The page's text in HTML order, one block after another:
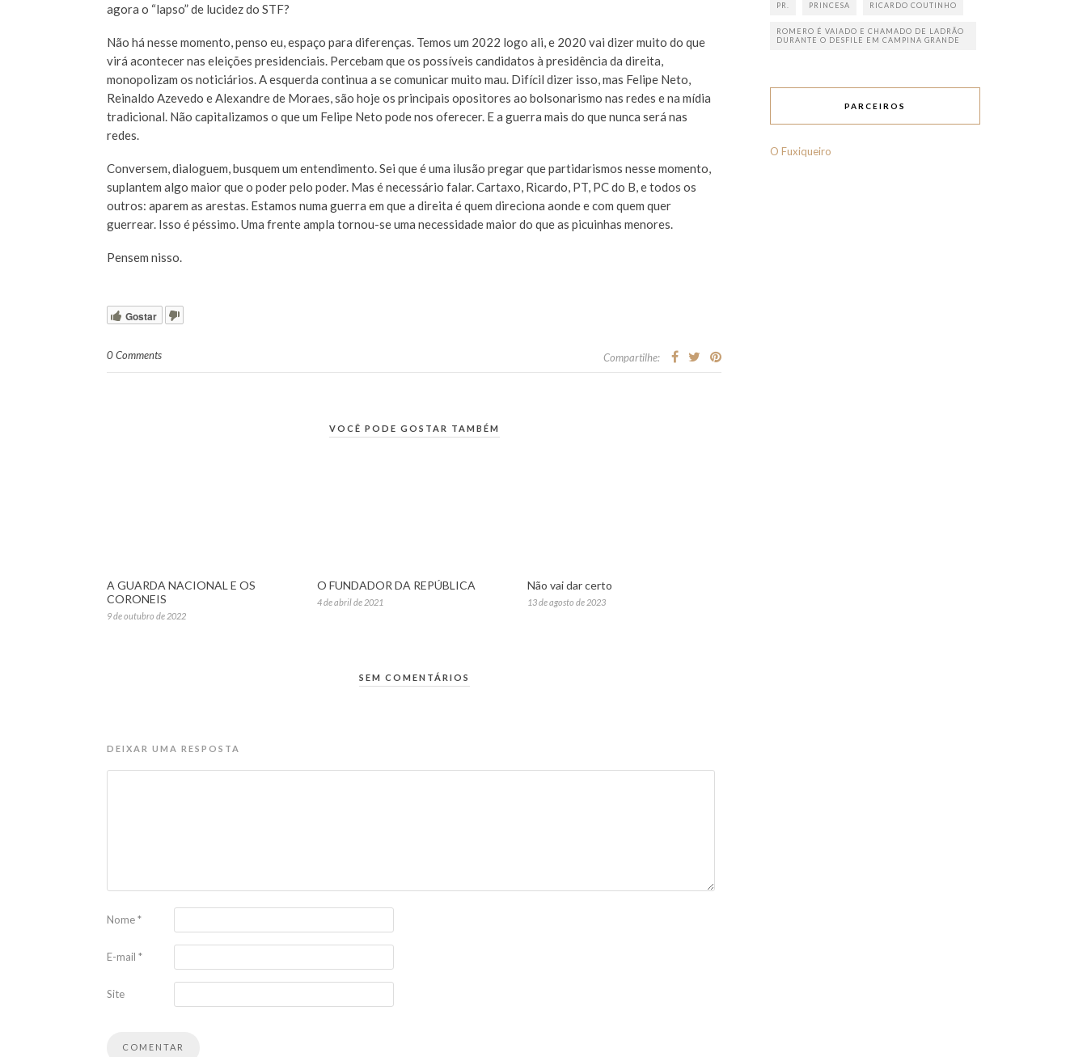
agora o “lapso” de lucidez do STF?
Não há nesse momento, penso eu, espaço para diferenças. Temos um 2022 logo ali, e 2020 vai dizer muito do que
virá acontecer nas eleições presidenciais. Percebam que os possíveis candidatos à presidência da direita,
monopolizam os noticiários. A esquerda continua a se comunicar muito mau. Difícil dizer isso, mas Felipe Neto,
Reinaldo Azevedo e Alexandre de Moraes, são hoje os principais opositores ao bolsonarismo nas redes e na mídia
tradicional. Não capitalizamos o que um Felipe Neto pode nos oferecer. E a guerra mais do que nunca será nas
redes.
Conversem, dialoguem, busquem um entendimento. Sei que é uma ilusão pregar que partidarismos nesse momento,
suplantem algo maior que o poder pelo poder. Mas é necessário falar. Cartaxo, Ricardo, PT, PC do B, e todos os
outros: aparem as arestas. Estamos numa guerra em que a direita é quem direciona aonde e com quem quer
guerrear. Isso é péssimo. Uma frente ampla tornou-se uma necessidade maior do que as picuinhas menores.
Pensem nisso.
Gostar
0 Comments Compartilhe:
VOCÊ PODE GOSTAR TAMBÉM
A GUARDA NACIONAL E OS
CORONEIS
9 de outubro de 2022
O FUNDADOR DA REPÚBLICA
4 de abril de 2021
Não vai dar certo
13 de agosto de 2023
SEM COMENTÁRIOS
DEIXAR UMA RESPOSTA
Nome*
E-mail *
Site
PR. PRINCESA RICARDO COUTINHO
ROMERO É VAIADO E CHAMADO DE LADRÃO
DURANTE O DESFILE EM CAMPINA GRANDE
PARCEIROS
O Fuxiqueiro